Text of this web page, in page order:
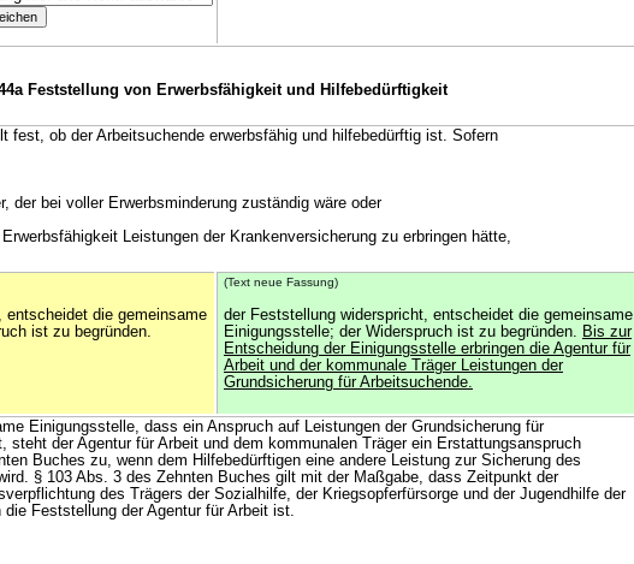
Feststellung von Erwerbsfähigkeit und Hilfebedürftigkeit
fest, ob der Arbeitsuchende erwerbsfähig und hilfebedürftig ist. Sofern
der bei voller Erwerbsminderung zuständig wäre oder
Leistungen der Krankenversicherung zu erbringen hätte,
die gemeinsame
ist zu begründen.
(Text neue Fassung)
der Feststellung widerspricht, entscheidet die gemeinsame
Einigungsstelle; der Widerspruch ist zu begründen. Bis zur
Entscheidung der Einigungsstelle erbringen die Agentur für
Arbeit und der kommunale Träger Leistungen der
Grundsicherung für Arbeitsuchende.
Einigungsstelle, dass ein Anspruch auf Leistungen der Grundsicherung für
steht der Agentur für Arbeit und dem kommunalen Träger ein Erstattungsanspruch
Buches zu, wenn dem Hilfebedürftigen eine andere Leistung zur Sicherung des
§ 103 Abs. 3 des Zehnten Buches gilt mit der Maßgabe, dass Zeitpunkt der
des Trägers der Sozialhilfe, der Kriegsopferfürsorge und der Jugendhilfe der
die Feststellung der Agentur für Arbeit ist.